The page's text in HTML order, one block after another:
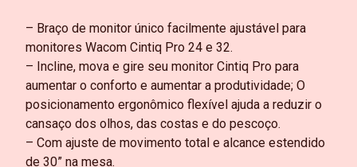
– Braço de monitor único facilmente ajustável para
monitores Wacom Cintiq Pro 24 e 32.
– Incline, mova e gire seu monitor Cintiq Pro para
aumentar o conforto e aumentar a produtividade; O
posicionamento ergonômico flexível ajuda a reduzir o
cansaço dos olhos, das costas e do pescoço.
– Com ajuste de movimento total e alcance estendido
de 30” na mesa.